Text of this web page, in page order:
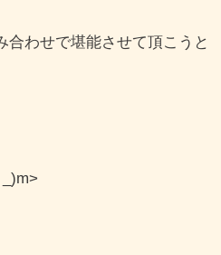
合わせで堪能させて頂こうと